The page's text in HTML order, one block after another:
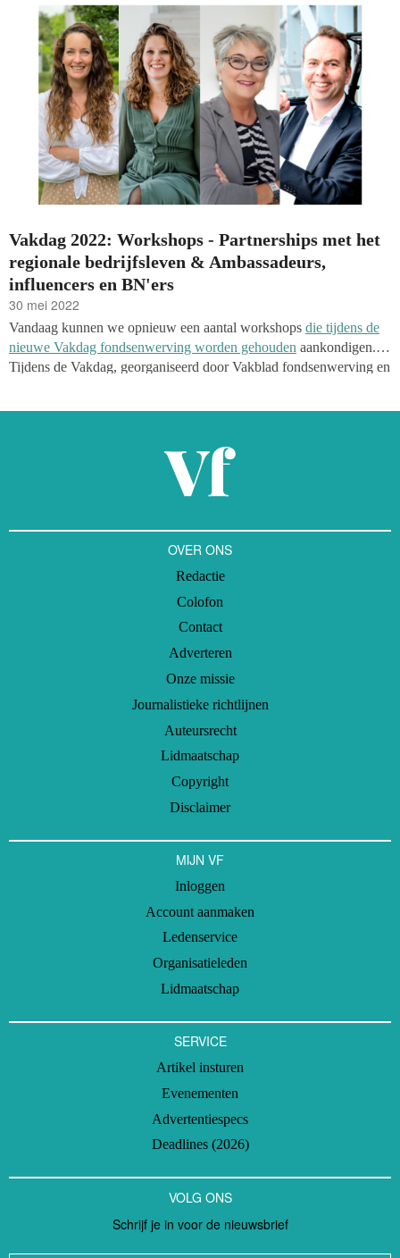
Vakdag 2022: Workshops - Partnerships met het
regionale bedrijfsleven & Ambassadeurs,
influencers en BN'ers
30 mei 2022
Vandaag kunnen we opnieuw een aantal workshops die tijdens de
nieuwe Vakdag fondsenwerving worden gehouden aankondigen.
Tijdens de Vakdag, georganiseerd door Vakblad fondsenwerving en
OVER ONS
Redactie
Colofon
Contact
Adverteren
Onze missie
Journalistieke richtlijnen
Auteursrecht
Lidmaatschap
Copyright
Disclaimer
MIJN VF
Inloggen
Account aanmaken
Ledenservice
Organisatieleden
Lidmaatschap
SERVICE
Artikel insturen
Evenementen
Advertentiespecs
Deadlines (2026)
VOLG ONS
Schrijf je in voor de nieuwsbrief